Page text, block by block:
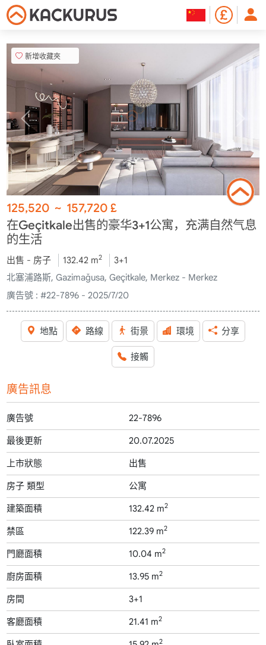
新增收藏夾
125,520 ~ 157,720£
在Geçitkale出售的豪华3+1公寓，充满自然气息
的生活
出售 - 房子 132.42 m2
3+1
北塞浦路斯, Gazimağusa, Geçitkale, Merkez - Merkez
廣告號 : #22-7896 - 2025/7/20
地點 路線 街景 環境 分享
接觸
廣告訊息
廣告號 22-7896
最後更新 20.07.2025
上市狀態 出售
房子 類型 公寓
建築面積 132.42 m2
禁區 122.39 m2
門廳面積 10.04 m2
廚房面積 13.95 m2
房間 3+1
客廳面積 21.41 m2
2